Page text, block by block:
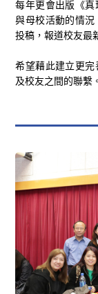
每年更會出版《
與母校活動的情
投稿，報道校友最
希望藉此建立更
及校友之間的聯繫。